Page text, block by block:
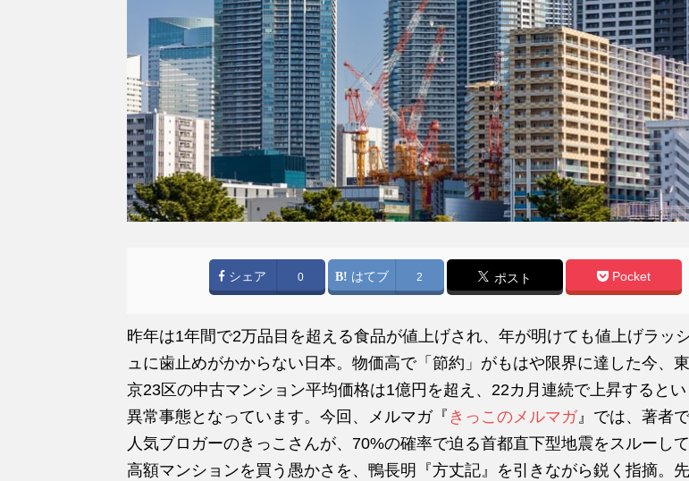
シェア 0 はてブ 2 ポスト Pocket
昨年は1年間で2万品目を超える食品が値上げされ、年が明けても値上げラッ
ュに歯止めがかからない日本。物価高で「節約」がもはや限界に達した今、東
京23区の中古マンション平均価格は1億円を超え、22カ月連続で上昇するとい
異常事態となっています。今回、メルマガ『 きっこのメルマガ』では、著者で
人気ブロガーのきっこさんが、70%の確率で迫る首都直下型地震をスルーして
高額マンションを買う愚かさを、鴨長明『方丈記』を引きながら鋭く指摘。先